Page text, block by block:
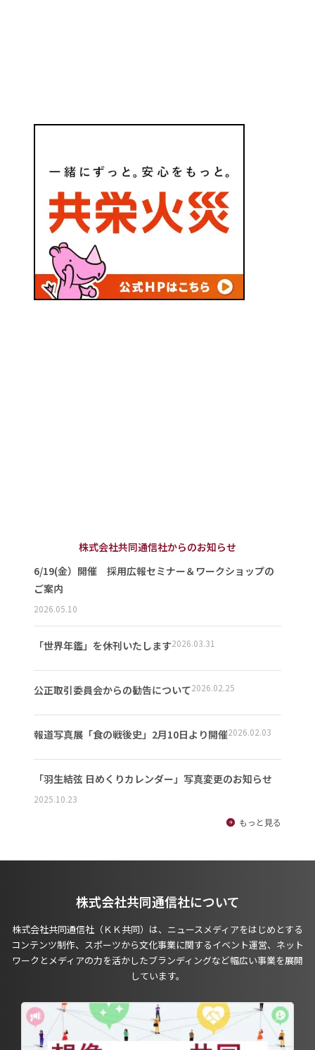
株式会社共同通信社からのお知らせ
6/19(金）開催 採用広報セミナー＆ワークショップの
ご案内
2026.05.10
「世界年鑑」を休刊いたします2026.03.31
公正取引委員会からの勧告について2026.02.25
報道写真展「食の戦後史」2月10日より開催2026.02.03
「羽生結弦 日めくりカレンダー」写真変更のお知らせ
2025.10.23
もっと見る
株式会社共同通信社について
株式会社共同通信社（ＫＫ共同）は、ニュースメディアをはじめとする
コンテンツ制作、スポーツから文化事業に関するイベント運営、ネット
ワークとメディアの力を活かしたブランディングなど幅広い事業を展開
しています。